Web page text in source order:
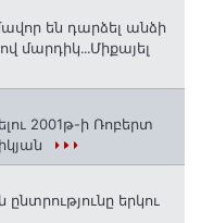
են դարձել անձի
2001թ-ի Ռոբերտ
երկու